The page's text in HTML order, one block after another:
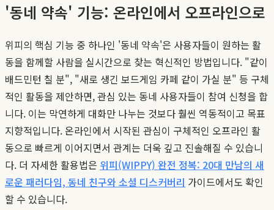
'동네 약속' 기능: 온라인에서 오프라인으로
위피의 핵심 기능 중 하나인 '동네 약속'은 사용자들이 원하는 활
동을 함께할 사람을 실시간으로 찾는 혁신적인 방법입니다. "같이
배드민턴 칠 분", "새로 생긴 보드게임 카페 같이 가실 분" 등 구체
적인 활동을 제안하면, 관심 있는 동네 사용자들이 참여 신청을 합
니다. 이는 막연하게 대화만 나누는 것보다 훨씬 역동적이고 목표
지향적입니다. 온라인에서 시작된 관심이 구체적인 오프라인 활
동으로 빠르게 이어지면서 관계는 더욱 깊고 진솔해질 수 있습니
다. 더 자세한 활용법은 위피(WIPPY) 완전 정복: 20대 만남의 새
로운 패러다임, 동네 친구와 소셜 디스커버리 가이드에서도 확인
할 수 있습니다.